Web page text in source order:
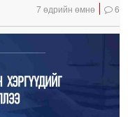
7 өдрийн өмнө 6